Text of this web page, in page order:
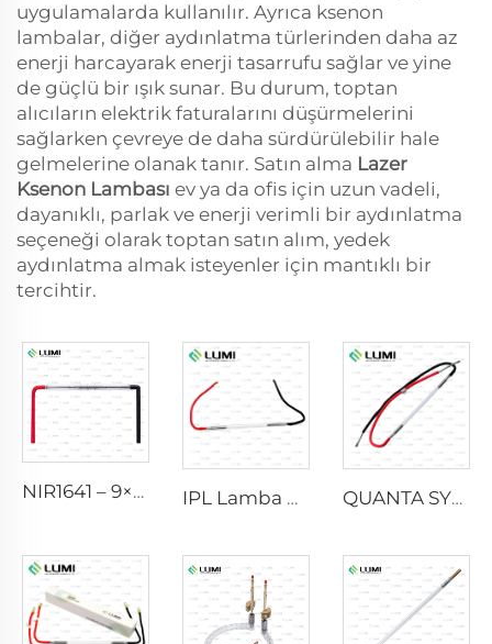
uygulamalarda kullanılır. Ayrıca ksenon
lambalar, diğer aydınlatma türlerinden daha az
enerji harcayarak enerji tasarrufu sağlar ve yine
de güçlü bir ışık sunar. Bu durum, toptan
alıcıların elektrik faturalarını düşürmelerini
sağlarken çevreye de daha sürdürülebilir hale
gelmelerine olanak tanır. Satın alma Lazer
Ksenon Lambası ev ya da ofis için uzun vadeli,
dayanıklı, parlak ve enerji verimli bir aydınlatma
seçeneği olarak toptan satın alım, yedek
aydınlatma almak isteyenler için mantıklı bir
tercihtir.
NIR1641 – 9×45×110 mm IPL Lamba P2021-7×65×130 mm QUANTA SYSTEM